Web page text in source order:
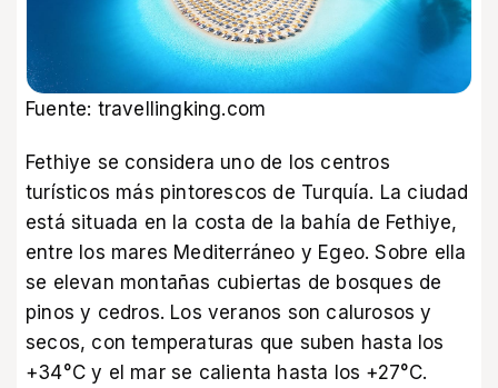
Fuente: travellingking.com
Fethiye se considera uno de los centros
turísticos más pintorescos de Turquía. La ciudad
está situada en la costa de la bahía de Fethiye,
entre los mares Mediterráneo y Egeo. Sobre ella
se elevan montañas cubiertas de bosques de
pinos y cedros. Los veranos son calurosos y
secos, con temperaturas que suben hasta los
+34°C y el mar se calienta hasta los +27°C.